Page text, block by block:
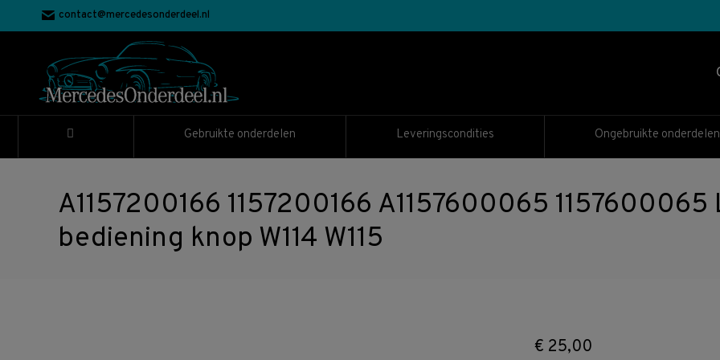
contact@mercedesonderdeel.nl
Gebruikte onderdelen Leveringscondities Ongebruikte onderdelen
A1157200166 1157200166 A1157600065
bediening knop W114 W115
€ 25,00